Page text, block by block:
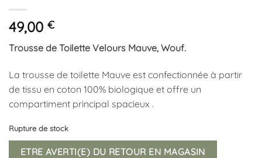
49,00 €
Trousse de Toilette Velours Mauve, Wouf.
La trousse de toilette Mauve est confectionnée à partir
de tissu en coton 100% biologique et offre un
compartiment principal spacieux .
Rupture de stock
ETRE AVERTI(E) DU RETOUR EN MAGASIN